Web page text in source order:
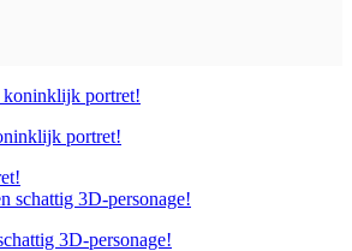
portret!
3D-personage!